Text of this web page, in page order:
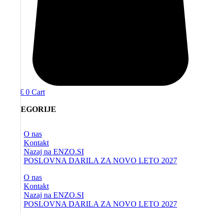
€ 0 Cart
KATEGORIJE
O nas
Kontakt
Nazaj na ENZO.SI
POSLOVNA DARILA ZA NOVO LETO 2027
O nas
Kontakt
Nazaj na ENZO.SI
POSLOVNA DARILA ZA NOVO LETO 2027